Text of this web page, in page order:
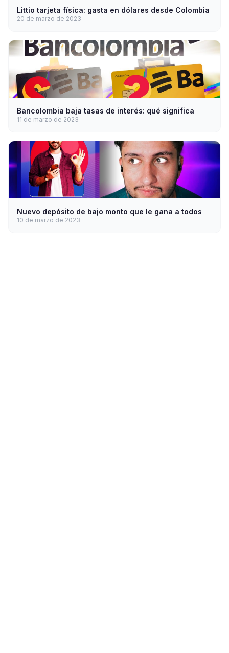
Littio tarjeta física: gasta en dólares desde Colombia
20 de marzo de 2023
Bancolombia baja tasas de interés: qué significa
11 de marzo de 2023
Nuevo depósito de bajo monto que le gana a todos
10 de marzo de 2023